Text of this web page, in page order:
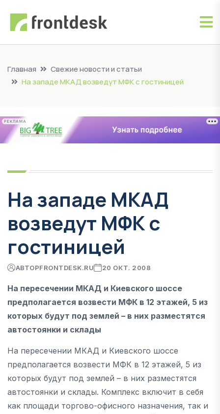
Главная
Свежие новости и статьи
На западе МКАД возведут МФК с гостиницей
РЕКЛАМА
На западе МКАД
возведут МФК с
гостиницей
АВТОРFRONTDESK.RU 20 ОКТ. 2008
На пересечении МКАД и Киевского шоссе
предполагается возвести МФК в 12 этажей, 5 из
которых будут под землей – в них разместятся
автостоянки и склады
На пересечении МКАД и Киевского шоссе
предполагается возвести МФК в 12 этажей, 5 из
которых будут под землей – в них разместятся
автостоянки и склады. Комплекс включит в себя
как площади торгово-офисного назначения, так и